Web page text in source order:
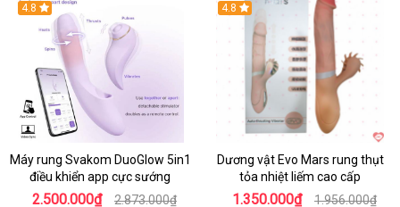
4.8
Máy rung Svakom DuoGlow 5in1
điều khiển app cực sướng
2.500.000₫ 2.873.000₫
4.8
Dương vật Evo Mars rung thụt
tỏa nhiệt liếm cao cấp
1.350.000₫ 1.956.000₫